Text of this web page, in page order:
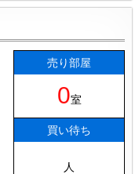
売り部屋
0室
買い待ち
人